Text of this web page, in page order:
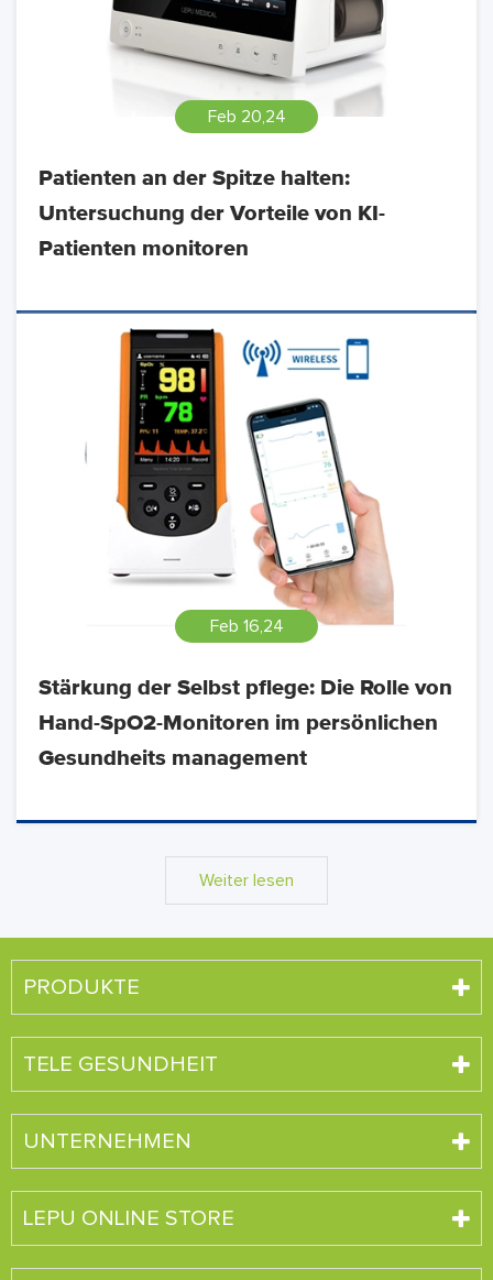
Feb 20,24
Patienten an der Spitze halten:
Untersuchung der Vorteile von KI-
Patienten monitoren
Feb 16,24
Stärkung der Selbst pflege: Die Rolle von
Hand-SpO2-Monitoren im persönlichen
Gesundheits management
Weiter lesen
PRODUKTE
TELE GESUNDHEIT
UNTERNEHMEN
LEPU ONLINE STORE